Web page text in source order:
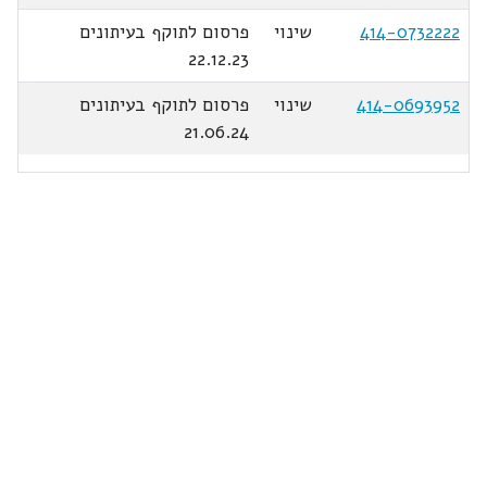
414-0732222
שינוי
פרסום לתוקף בעיתונים
22.12.23
414-0693952
שינוי
פרסום לתוקף בעיתונים
21.06.24